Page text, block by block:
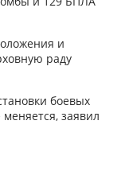
и
раду
боевых
заявил